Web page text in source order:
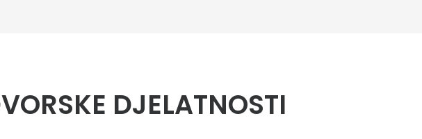
DJELATNOSTI